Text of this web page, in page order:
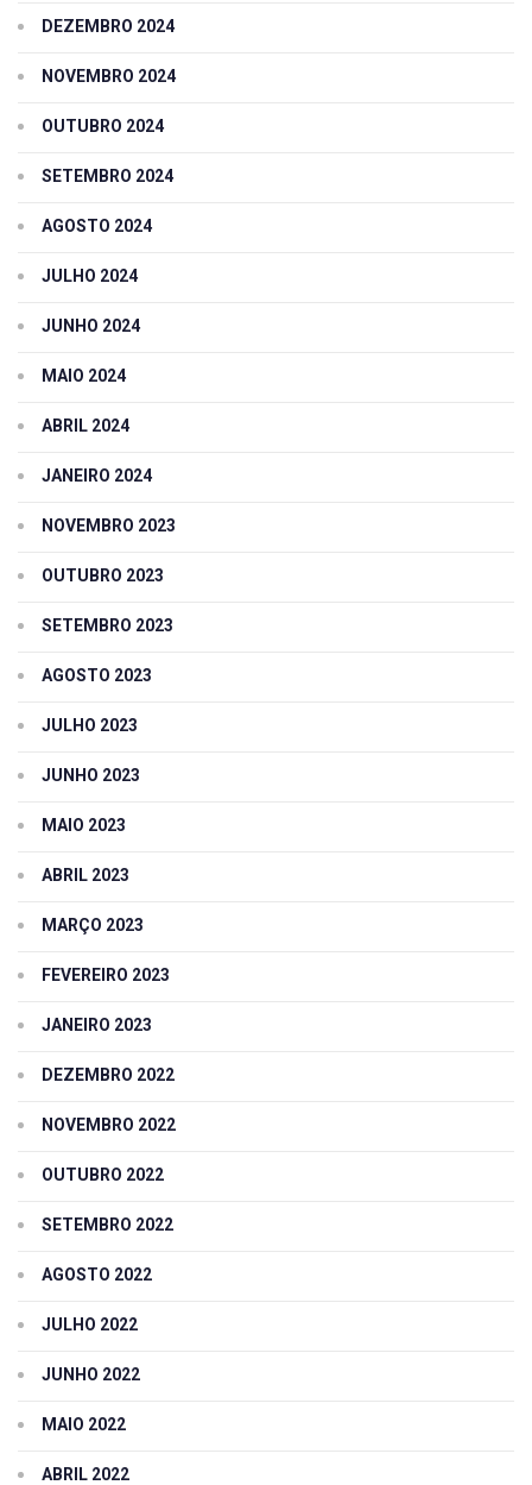
DEZEMBRO 2024
NOVEMBRO 2024
OUTUBRO 2024
SETEMBRO 2024
AGOSTO 2024
JULHO 2024
JUNHO 2024
MAIO 2024
ABRIL 2024
JANEIRO 2024
NOVEMBRO 2023
OUTUBRO 2023
SETEMBRO 2023
AGOSTO 2023
JULHO 2023
JUNHO 2023
MAIO 2023
ABRIL 2023
MARÇO 2023
FEVEREIRO 2023
JANEIRO 2023
DEZEMBRO 2022
NOVEMBRO 2022
OUTUBRO 2022
SETEMBRO 2022
AGOSTO 2022
JULHO 2022
JUNHO 2022
MAIO 2022
ABRIL 2022